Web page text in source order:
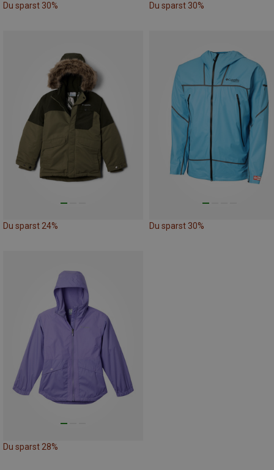
Du sparst 30% Du sparst 30%
Du sparst 24% Du sparst 30%
Du sparst 28%